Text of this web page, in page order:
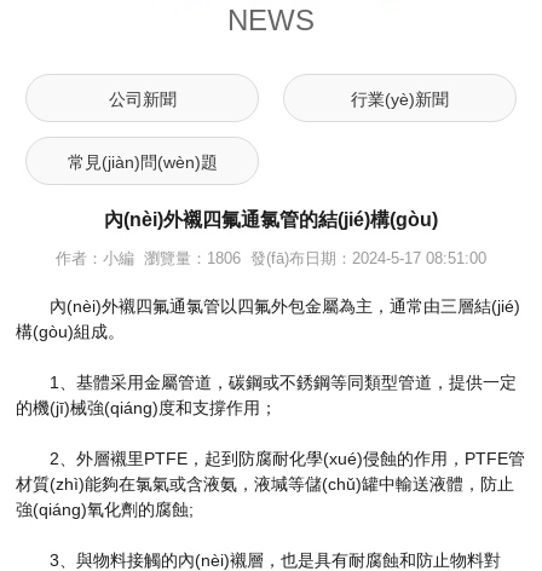
NEWS
公司新聞 行業(yè)新聞
常見(jiàn)問(wèn)題
內(nèi)外襯四氟通氯管的結(jié)構(gòu)
作者：小編 瀏覽量：1806 發(fā)布日期：2024-5-17 08:51:00
內(nèi)外襯四氟通氯管以四氟外包金屬為主，通常由三層結(jié)
構(gòu)組成。
1、基體采用金屬管道，碳鋼或不銹鋼等同類型管道，提供一定
的機(jī)械強(qiáng)度和支撐作用；
2、外層襯里PTFE，起到防腐耐化學(xué)侵蝕的作用，PTFE管
材質(zhì)能夠在氯氣或含液氨，液堿等儲(chǔ)罐中輸送液體，防止
強(qiáng)氧化劑的腐蝕;
3、與物料接觸的內(nèi)襯層，也是具有耐腐蝕和防止物料對